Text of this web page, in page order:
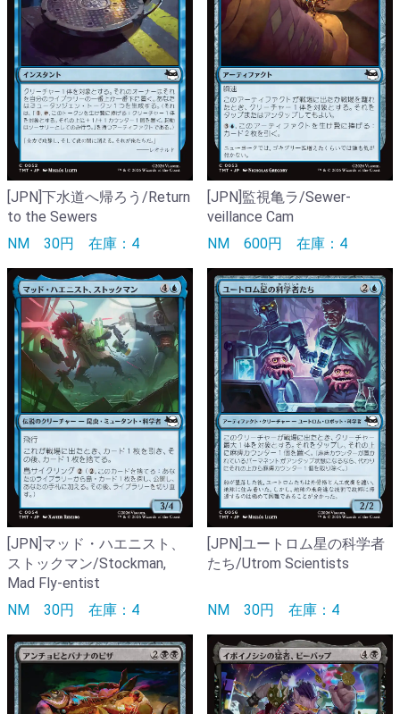
[JPN]下水道へ帰ろう/Return
to the Sewers
NM 30円 在庫：4
[JPN]監視亀ラ/Sewer-
veillance Cam
NM 600円 在庫：4
[JPN]マッド・ハエニスト、
ストックマン/Stockman,
Mad Fly-entist
NM 30円 在庫：4
[JPN]ユートロム星の科学者
たち/Utrom Scientists
NM 30円 在庫：4